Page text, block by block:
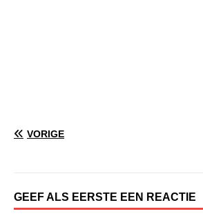
VORIGE
GEEF ALS EERSTE EEN REACTIE